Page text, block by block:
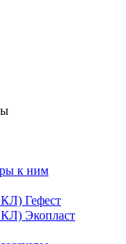
к ним
Гефест
Экопласт